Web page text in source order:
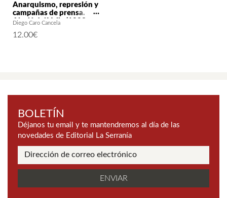
Anarquismo, represión y
campañas de prensa.
Alcalá del Valle (1903-
Diego Caro Cancela
12.00€
BOLETÍN
Déjanos tu email y te mantendremos al día de las
novedades de Editorial La Serranía